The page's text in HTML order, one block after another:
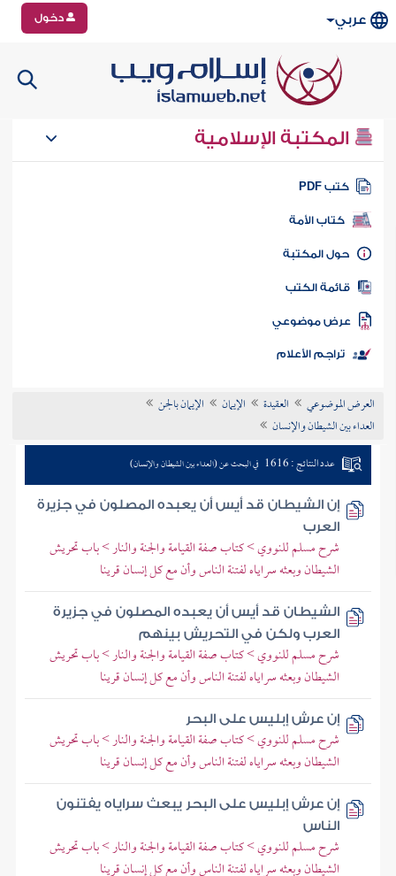
عربي دخول
المكتبة الإسلامية
كتب PDF
كتاب الأمة
المكتبة
الكتب
موضوعي
تراجم الأعلام
العرض الموضوعي العقيدة الإيمان
الإيمان بالجن
العداء بين الشيطان والإنسان
عدد النتائج : 1616 في البحث عن (العداء بين الشيطان والإنسان)
إن الشيطان قد أيس أن يعبده المصلون في جزيرة
العرب
شرح مسلم للنووي > كتاب صفة القيامة والجنة والنار > باب تحريش
الشيطان وبعثه سراياه لفتنة الناس وأن مع كل إنسان قرينا
الشيطان قد أيس أن يعبده المصلون في جزيرة
العرب ولكن في التحريش بينهم
شرح مسلم للنووي > كتاب صفة القيامة والجنة والنار > باب تحريش
الشيطان وبعثه سراياه لفتنة الناس وأن مع كل إنسان قرينا
إن عرش إبليس على البحر
شرح مسلم للنووي > كتاب صفة القيامة والجنة والنار > باب تحريش
الشيطان وبعثه سراياه لفتنة الناس وأن مع كل إنسان قرينا
إن عرش إبليس على البحر يبعث سراياه يفتنون
الناس
شرح مسلم للنووي > كتاب صفة القيامة والجنة والنار > باب تحريش
الشيطان وبعثه سراياه لفتنة الناس وأن مع كل إنسان قرينا